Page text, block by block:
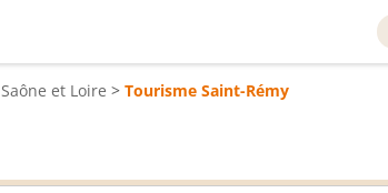
Saône et Loire > Tourisme Saint-Rémy